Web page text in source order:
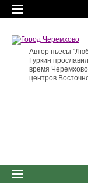
Автор пьесы
Гуркин
время
центров